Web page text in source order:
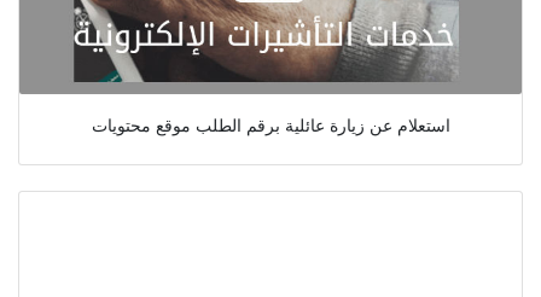
استعلام عن زيارة عائلية برقم الطلب موقع محتويات